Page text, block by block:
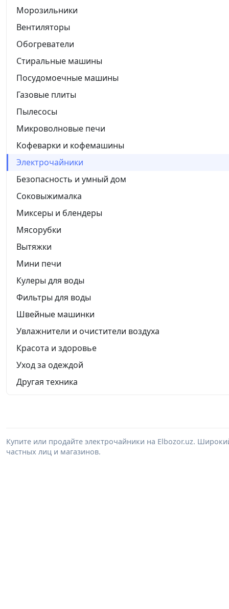
Морозильники
Вентиляторы
Обогреватели
Стиральные машины
Посудомоечные машины
Газовые плиты
Пылесосы
Микроволновые печи
Кофеварки и кофемашины
Электрочайники
Безопасность и умный дом
Соковыжималка
Миксеры и блендеры
Мясорубки
Вытяжки
Мини печи
Кулеры для воды
Фильтры для воды
Швейные машинки
Увлажнители и очистители воздуха
Красота и здоровье
Уход за одеждой
Другая техника
Купите или продайте электрочайники на Elbozor.uz.
частных лиц и магазинов.